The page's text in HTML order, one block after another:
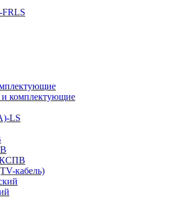
комплектующие
LS
КСПВ
кабель)